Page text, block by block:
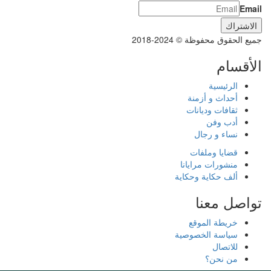
Email
جميع الحقوق محفوظة © 2024-2018
الأقسام
الرئيسية
أحداث و أزمنة
ثقافات وديانات
أدب وفن
نساء و رجال
قضايا وملفات
منشورات مرايانا
ألف حكاية وحكاية
تواصل معنا
خريطة الموقع
سياسة الخصوصية
للاتصال
من نحن؟